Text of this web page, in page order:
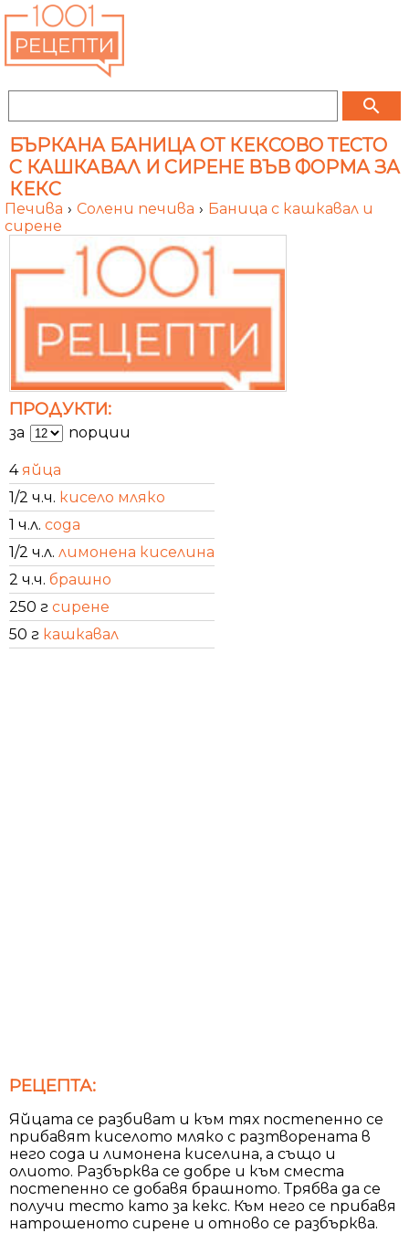
search
БЪРКАНА БАНИЦА ОТ КЕКСОВО ТЕСТО
С КАШКАВАЛ И СИРЕНЕ ВЪВ ФОРМА ЗА
КЕКС
Печива › Солени печива › Баница с кашкавал и
сирене
ПРОДУКТИ:
за порции
4 яйца
1/2 ч.ч. кисело мляко
1 ч.л. сода
1/2 ч.л. лимонена киселина
2 ч.ч. брашно
250 г сирене
50 г кашкавал
РЕЦЕПТА:
Яйцата се разбиват и към тях постепенно се
прибавят киселото мляко с разтворената в
него сода и лимонена киселина, а също и
олиото. Разбърква се добре и към сместа
постепенно се добавя брашното. Трябва да се
получи тесто като за кекс. Към него се прибавя
натрошеното сирене и отново се разбърква.